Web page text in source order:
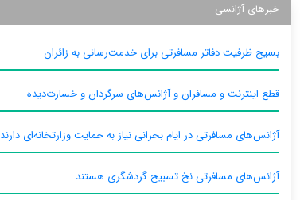
خبرهای آژانسی
بسیج ظرفیت دفاتر مسافرتی برای خدمت‌رسانی به زائران
قطع اینترنت و مسافران و آژانس‌های سرگردان و خسارت‌دیده
آژانس‌های مسافرتی در ایام بحرانی نیاز به حمایت وزارتخانه‌ای دارند
آژانس‌های مسافرتی نخ تسبیح گردشگری هستند